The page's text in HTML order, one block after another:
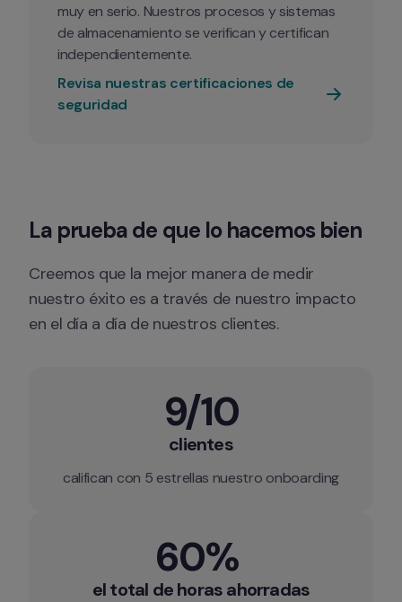
muy en serio. Nuestros procesos y sistemas
de almacenamiento se verifican y certifican
independientemente.
Revisa nuestras certificaciones de
seguridad
La prueba de que lo hacemos bien
Creemos que la mejor manera de medir
nuestro éxito es a través de nuestro impacto
en el día a día de nuestros clientes.
9/10
clientes
califican con 5 estrellas nuestro onboarding
60%
el total de horas ahorradas